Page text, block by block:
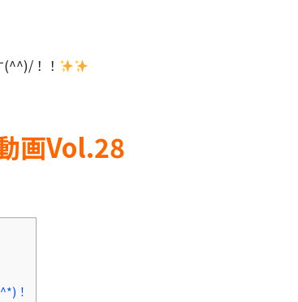
！！
画Vol.28
！